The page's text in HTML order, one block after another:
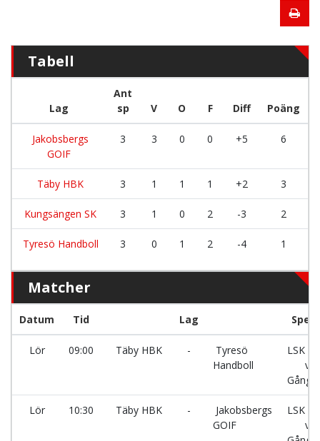
Tabell
Lag
Ant
sp
V O F Diff Poäng
Jakobsbergs
GOIF
3 3 0 0 +5 6
Täby HBK 3 1 1 1 +2 3
Kungsängen SK 3 1 0 2 -3 2
Tyresö Handboll 3 0 1 2 -4 1
Matcher
Datum Tid Lag
Lör 09:00 Täby HBK -
Tyresö
Handboll
LSK
vid
Lör 10:30 Täby HBK -
Jakobsbergs
GOIF
LSK
vid